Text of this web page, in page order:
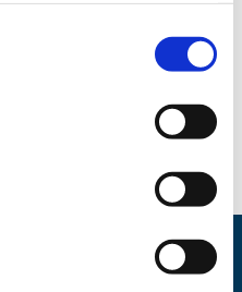
(opdateret)
(pdf - 0,03